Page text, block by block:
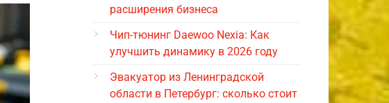
расширения бизнеса
Чип-тюнинг Daewoo Nexia: Как
улучшить динамику в 2026 году
Эвакуатор из Ленинградской
области в Петербург: сколько стоит